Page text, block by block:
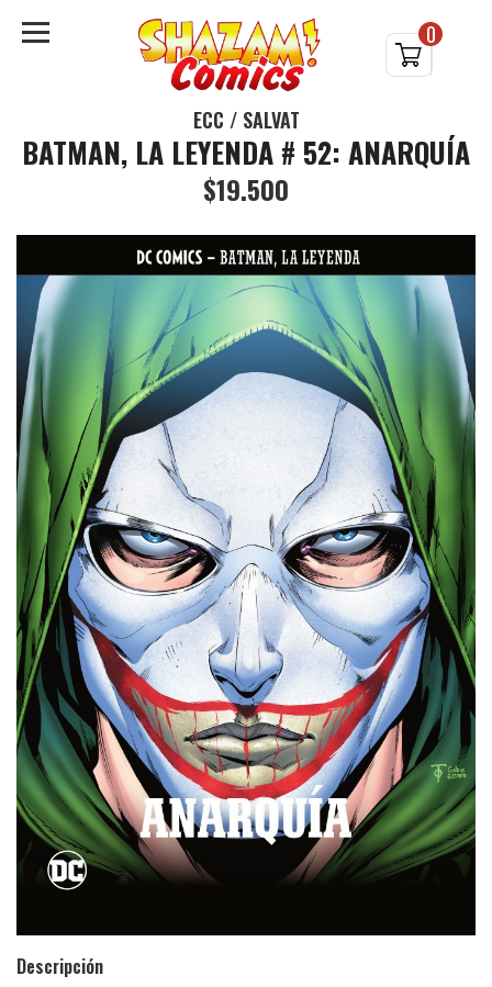
0
ECC / SALVAT
BATMAN, LA LEYENDA # 52: ANARQUÍA
$19.500
Descripción